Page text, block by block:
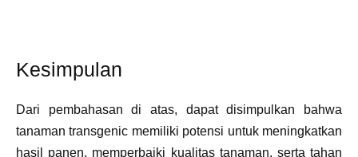
Kesimpulan
Dari pembahasan di atas, dapat disimpulkan bahwa
tanaman transgenic memiliki potensi untuk meningkatkan
hasil panen, memperbaiki kualitas tanaman, serta tahan